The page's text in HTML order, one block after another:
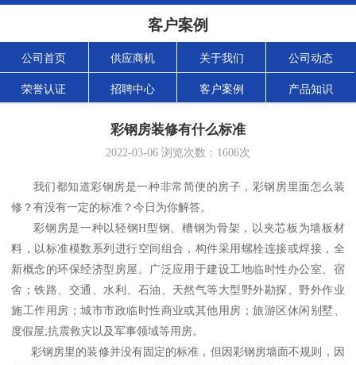
客户案例
公司首页 供应商机 关于我们 公司动态
荣誉认证 招聘中心 客户案例 产品知识
彩钢房装修有什么标准
2022-03-06 浏览次数： 1606次
我们都知道彩钢房是一种非常简便的房子，彩钢房里面怎么装
修？有没有一定的标准？今日为你解答。
彩钢房是一种以轻钢H型钢、槽钢为骨架，以夹芯板为墙板材
料，以标准模数系列进行空间组合，构件采用螺栓连接或焊接，全
新概念的环保经济型房屋。广泛应用于建设工地临时性办公室、宿
舍；铁路、交通、水利、石油、天然气等大型野外勘探、野外作业
施工作用房；城市市政临时性商业或其他用房；旅游区休闲别墅、
度假屋;抗震救灾以及军事领域等用房。
彩钢房里的装修并没有固定的标准，但因彩钢房墙面不规则，因